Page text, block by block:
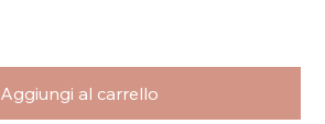
Aggiungi al carrello